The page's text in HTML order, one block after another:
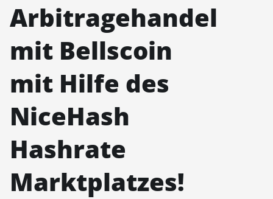
Arbitragehandel
mit Bellscoin
mit Hilfe des
NiceHash
Hashrate
Marktplatzes!